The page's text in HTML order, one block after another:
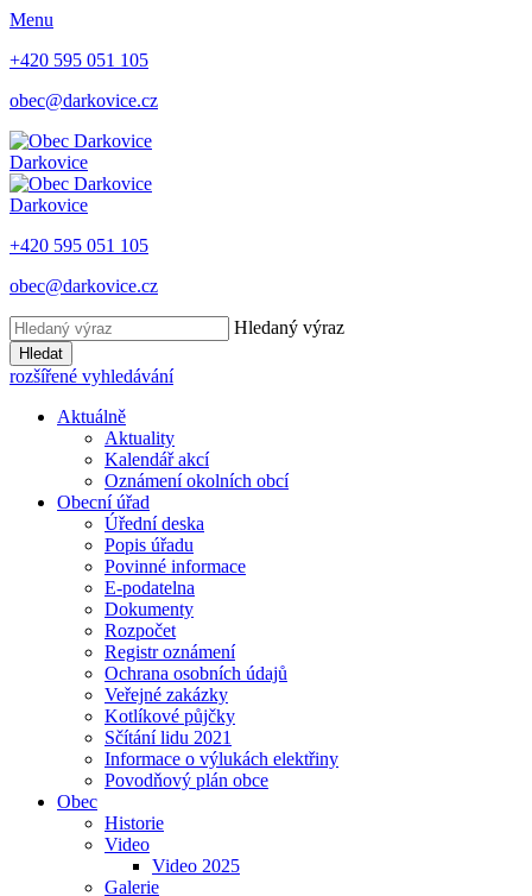
Menu
+420 595 051 105
obec@darkovice.cz
Darkovice
Darkovice
+420 595 051 105
obec@darkovice.cz
Hledaný výraz
Hledat
rozšířené vyhledávání
Aktuálně
Aktuality
Kalendář akcí
Oznámení okolních obcí
Obecní úřad
Úřední deska
Popis úřadu
Povinné informace
E-podatelna
Dokumenty
Rozpočet
Registr oznámení
Ochrana osobních údajů
Veřejné zakázky
Kotlíkové půjčky
Sčítání lidu 2021
Informace o výlukách elektřiny
Povodňový plán obce
Obec
Historie
Video
Video 2025
Galerie